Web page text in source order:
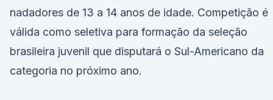
nadadores de 13 a 14 anos de idade. Competição é
válida como seletiva para formação da seleção
brasileira juvenil que disputará o Sul-Americano da
categoria no próximo ano.